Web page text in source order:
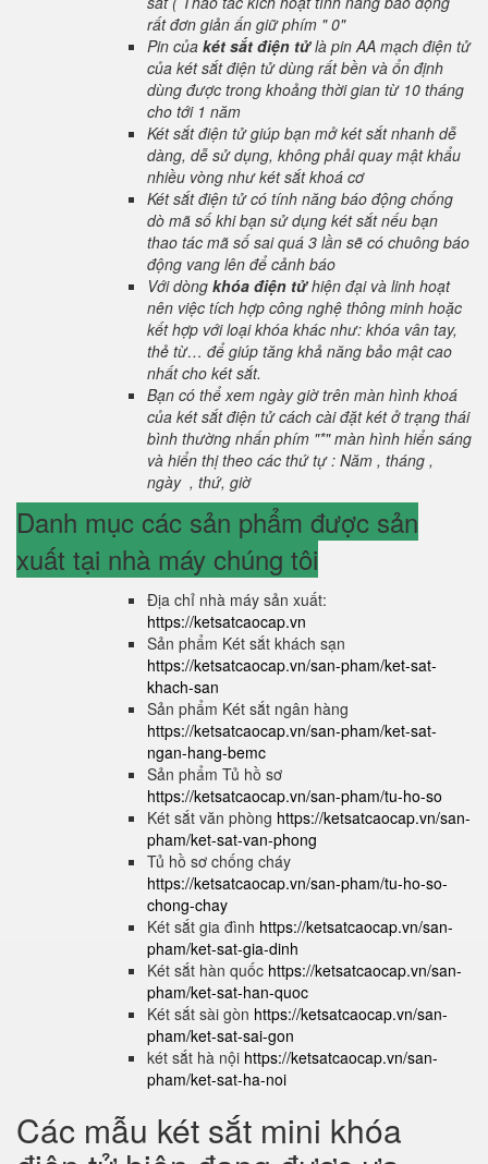
rất đơn giản ấn giữ phím " 0"
Pin của két sắt điện tửlà pin AA mạch điện tử
của két sắt điện tử dùng rất bền và ổn định
dùng được trong khoảng thời gian từ 10 tháng
cho tới 1 năm
Két sắt điện tử giúp bạn mở két sắt nhanh dễ
dàng, dễ sử dụng, không phải quay mật khẩu
nhiều vòng như két sắt khoá cơ
Két sắt điện tử có tính năng báo động chống
dò mã số khi bạn sử dụng két sắt nếu bạn
thao tác mã số sai quá 3 lần sẽ có chuông báo
động vang lên để cảnh báo
Với dòng khóa điện tửhiện đại và linh hoạt
nên việc tích hợp công nghệ thông minh hoặc
kết hợp với loại khóa khác như: khóa vân tay,
thẻ từ… để giúp tăng khả năng bảo mật cao
nhất cho két sắt.
Bạn có thể xem ngày giờ trên màn hình khoá
của két sắt điện tử cách cài đặt két ở trạng thái
bình thường nhấn phím "*" màn hình hiển sáng
và hiển thị theo các thứ tự : Năm , tháng ,
ngày , thứ, giờ
Danh mục các sản phẩm được sản
xuất tại nhà máy chúng tôi
Địa chỉ nhà máy sản xuất:
https://ketsatcaocap.vn
Sản phẩm Két sắt khách sạn
https://ketsatcaocap.vn/san-pham/ket-sat-
khach-san
Sản phẩm Két sắt ngân hàng
https://ketsatcaocap.vn/san-pham/ket-sat-
ngan-hang-bemc
Sản phẩm Tủ hồ sơ
https://ketsatcaocap.vn/san-pham/tu-ho-so
Két sắt văn phòng https://ketsatcaocap.vn/san-
pham/ket-sat-van-phong
Tủ hồ sơ chống cháy
https://ketsatcaocap.vn/san-pham/tu-ho-so-
chong-chay
Két sắt gia đình https://ketsatcaocap.vn/san-
pham/ket-sat-gia-dinh
Két sắt hàn quốc https://ketsatcaocap.vn/san-
pham/ket-sat-han-quoc
Két sắt sài gòn https://ketsatcaocap.vn/san-
pham/ket-sat-sai-gon
két sắt hà nội https://ketsatcaocap.vn/san-
pham/ket-sat-ha-noi
Các mẫu két sắt mini khóa